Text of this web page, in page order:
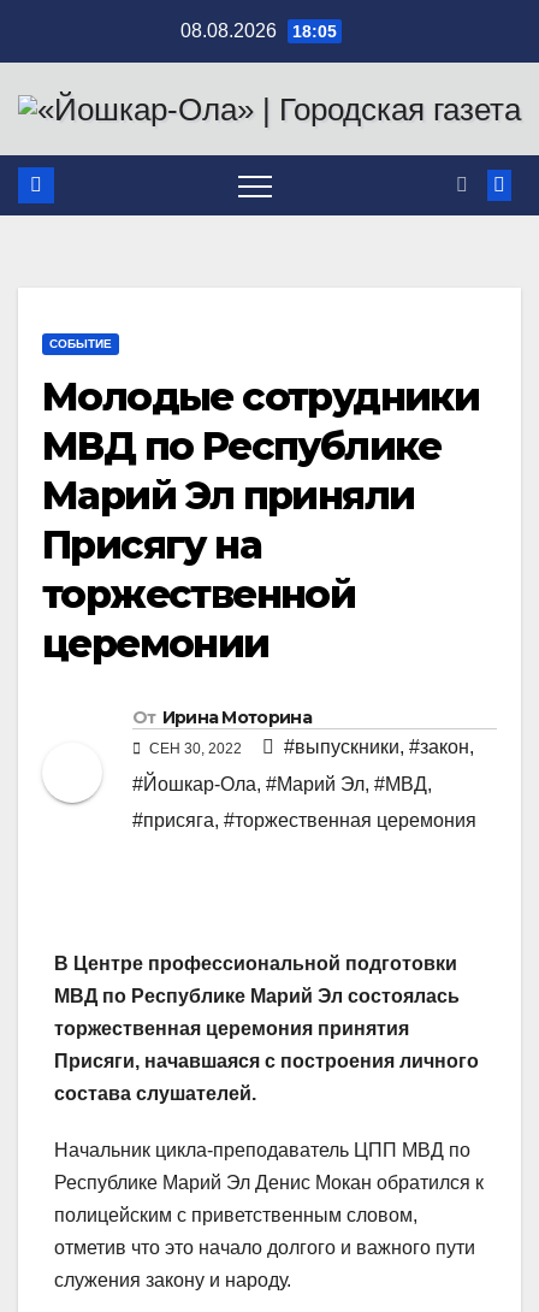
содержимому
08.08.2026 18:05
СОБЫТИЕ
Молодые сотрудники
МВД по Республике
Марий Эл приняли
Присягу на
торжественной
церемонии
От Ирина Моторина
СЕН 30, 2022 #выпускники, #закон,
#Йошкар-Ола, #Марий Эл, #МВД,
#присяга, #торжественная церемония
В Центре профессиональной подготовки
МВД по Республике Марий Эл состоялась
торжественная церемония принятия
Присяги, начавшаяся с построения личного
состава слушателей.
Начальник цикла-преподаватель ЦПП МВД по
Республике Марий Эл Денис Мокан обратился к
полицейским с приветственным словом,
отметив что это начало долгого и важного пути
служения закону и народу.